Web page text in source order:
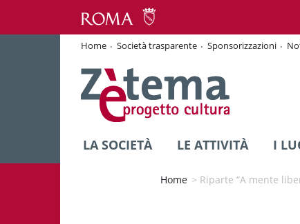
Home Società trasparente Sponsorizzazioni
LA SOCIETÀ LE ATTIVITÀ I
Home > Riparte “A mente